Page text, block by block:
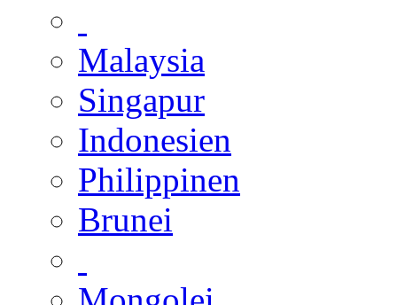
Malaysia
Singapur
Indonesien
Philippinen
Brunei